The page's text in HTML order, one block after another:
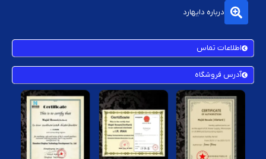
درباره دایهارد
اطلاعات تماس
آدرس فروشگاه